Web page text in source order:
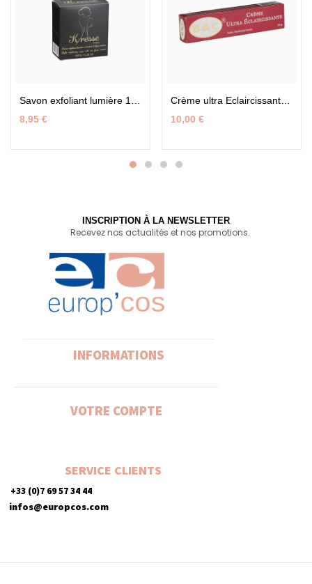
8,95 €
10,00 €
INSCRIPTION À LA NEWSLETTER
Recevez nos actualités et nos promotions.
INFORMATIONS
VOTRE COMPTE
SERVICE CLIENTS
+33 (0)7 69 57 34 44
infos@europcos.com